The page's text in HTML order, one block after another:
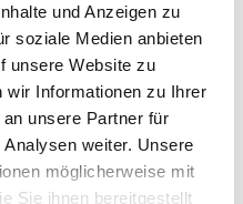
und Anzeigen zu
soziale Medien anbieten
unsere Website zu
wir Informationen zu Ihrer
unsere Partner für
weiter. Unsere
möglicherweise mit
Sie ihnen bereitgestellt